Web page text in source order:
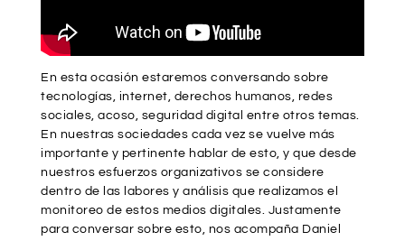
En esta ocasión estaremos conversando sobre
tecnologías, internet, derechos humanos, redes
sociales, acoso, seguridad digital entre otros temas.
En nuestras sociedades cada vez se vuelve más
importante y pertinente hablar de esto, y que desde
nuestros esfuerzos organizativos se considere
dentro de las labores y análisis que realizamos el
monitoreo de estos medios digitales. Justamente
para conversar sobre esto, nos acompaña Daniel